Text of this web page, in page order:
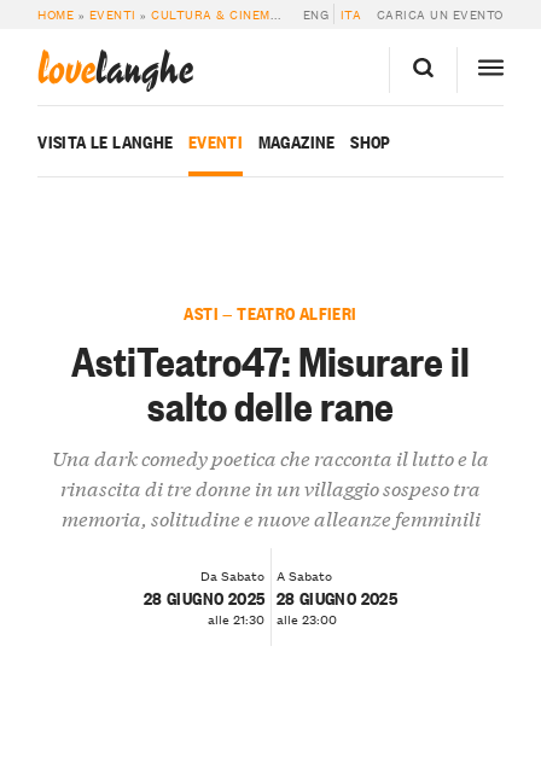
HOME » EVENTI »CULTURA & CINEMA » ASTITEATRO47: MISURARE IL SALTO
ENG ITA CARICA UN EVENTO
lovelanghe
VISITA LE LANGHE EVENTI MAGAZINE SHOP
ASTI — TEATRO ALFIERI
AstiTeatro47: Misurare il
salto delle rane
Una dark comedy poetica che racconta il lutto e la
rinascita di tre donne in un villaggio sospeso tra
memoria, solitudine e nuove alleanze femminili
Da Sabato
28 GIUGNO 2025
alle 21:30
A Sabato
28 GIUGNO 2025
alle 23:00